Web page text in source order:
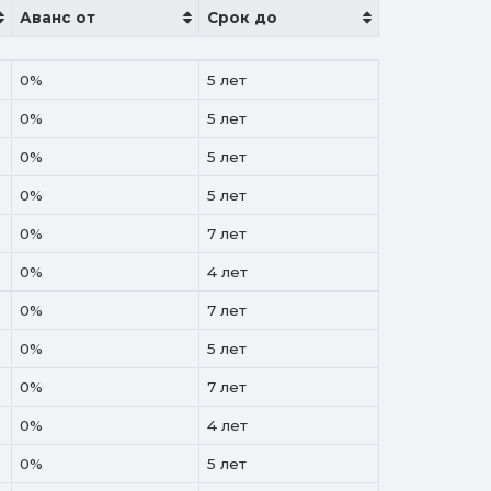
Аванс от Срок до
Аванс от Срок до
0% 5 лет
0% 5 лет
0% 5 лет
0% 5 лет
0% 7 лет
0% 4 лет
0% 7 лет
0% 5 лет
0% 7 лет
0% 4 лет
0% 5 лет